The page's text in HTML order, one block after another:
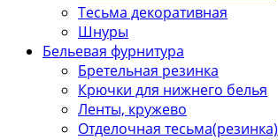
Тесьма декоративная
Шнуры
Бельевая фурнитура
Бретельная резинка
Крючки для нижнего белья
Ленты, кружево
Отделочная тесьма(резинка)